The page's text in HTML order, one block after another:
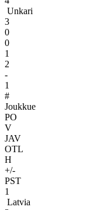
Unkari
3
0
0
1
2
-
1
#
Joukkue
PO
V
JAV
OTL
H
+/-
PST
1
Latvia